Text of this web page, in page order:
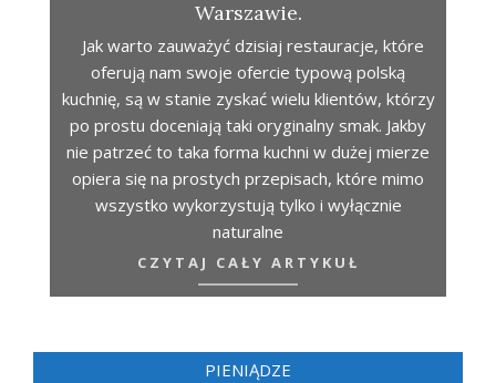
Warszawie.
Jak warto zauważyć dzisiaj restauracje, które
oferują nam swoje ofercie typową polską
kuchnię, są w stanie zyskać wielu klientów, którzy
po prostu doceniają taki oryginalny smak. Jakby
nie patrzeć to taka forma kuchni w dużej mierze
opiera się na prostych przepisach, które mimo
wszystko wykorzystują tylko i wyłącznie
naturalne
CZYTAJ CAŁY ARTYKUŁ
PIENIĄDZE